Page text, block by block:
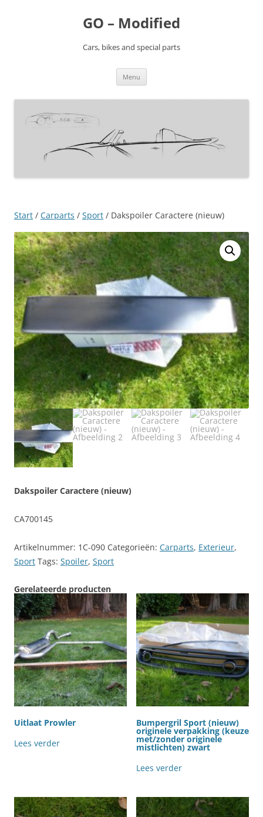
GO – Modified
Cars, bikes and special parts
Menu
Start / Carparts / Sport / Dakspoiler Caractere (nieuw)
Dakspoiler Caractere (nieuw)
CA700145
Artikelnummer: 1C-090 Categorieën: Carparts, Exterieur,
Sport Tags: Spoiler, Sport
Gerelateerde producten
Uitlaat Prowler
Lees verder
Bumpergril Sport (nieuw)
originele verpakking (keuze
met/zonder originele
mistlichten) zwart
Lees verder